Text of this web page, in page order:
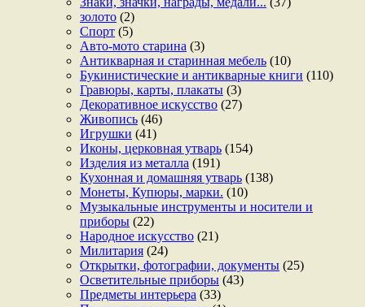
золото (2)
Спорт (5)
Авто-мото старина (3)
Антикварная и старинная мебель (10)
Букинистические и антикварные книги (110)
Гравюры, карты, плакаты (3)
Декоративное искусство (27)
Живопись (46)
Игрушки (41)
Иконы, церковная утварь (154)
Изделия из металла (191)
Кухонная и домашняя утварь (138)
Монеты, Купюры, марки. (10)
Музыкальные инструменты и носители и
приборы (22)
Народное искусство (21)
Милитария (24)
Открытки, фотографии, документы (25)
Осветительные приборы (43)
Предметы интерьера (33)